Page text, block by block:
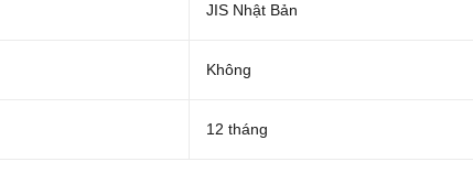
JIS Nhật Bản
Không
12 tháng